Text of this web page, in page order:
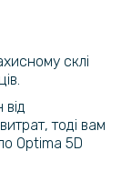
Galaxy
склі
тоді вам
Optima 5D